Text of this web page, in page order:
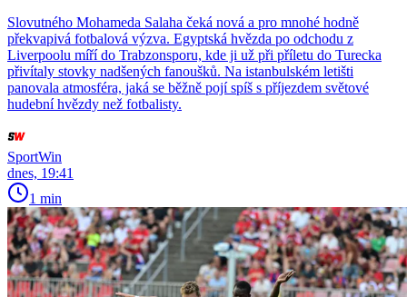
Slovutného Mohameda Salaha čeká nová a pro mnohé hodně
překvapivá fotbalová výzva. Egyptská hvězda po odchodu z
Liverpoolu míří do Trabzonsporu, kde ji už při příletu do Turecka
přivítaly stovky nadšených fanoušků. Na istanbulském letišti
panovala atmosféra, jaká se běžně pojí spíš s příjezdem světové
hudební hvězdy než fotbalisty.
SportWin
dnes, 19:41
1 min